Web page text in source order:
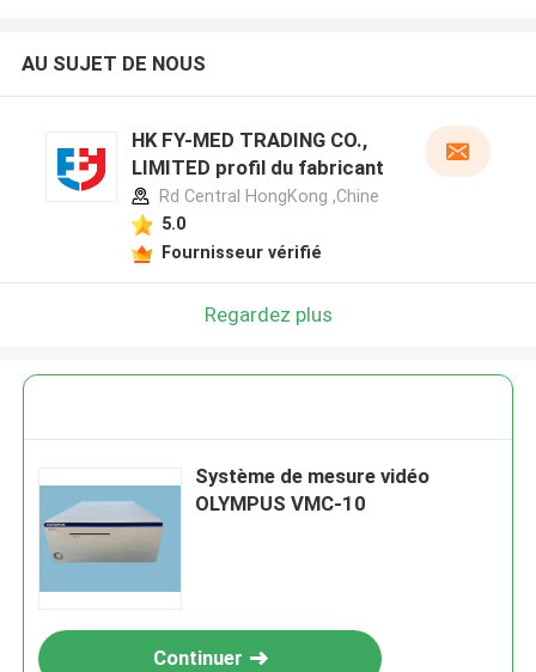
AU SUJET DE NOUS
HK FY-MED TRADING CO.,
LIMITED profil du fabricant
Rd Central HongKong ,Chine
5.0
Fournisseur vérifié
Regardez plus
Système de mesure vidéo
OLYMPUS VMC-10
Continuer